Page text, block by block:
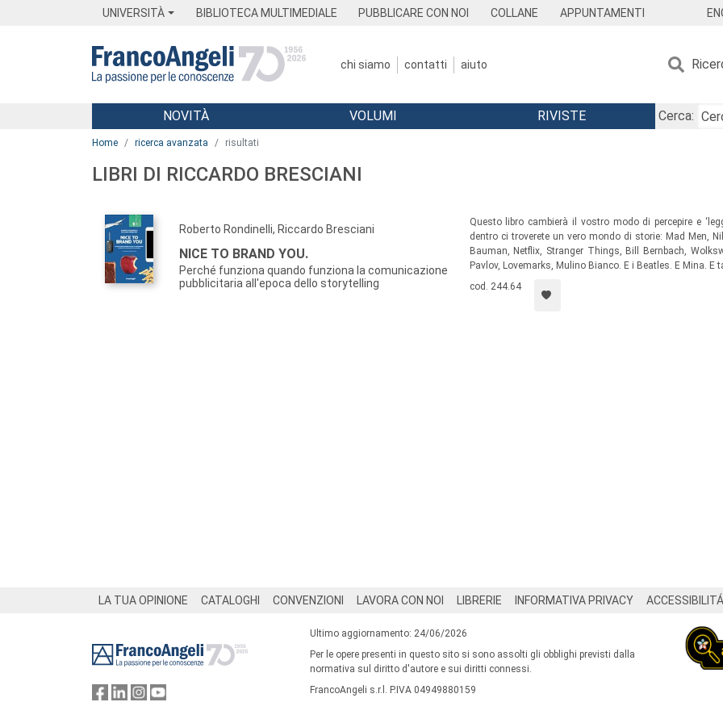
UNIVERSITÀ BIBLIOTECA MULTIMEDIALE PUBBLICARE CON NOI COLLANE APPUNTAMENTI
chi siamo contatti aiuto
Menu
NOVITÀ VOLUMI RIVISTE
Cerca:
Home ricerca avanzata risultati
LIBRI DI RICCARDO BRESCIANI
Roberto Rondinelli, Riccardo Bresciani
NICE TO BRAND YOU.
Perché funziona quando funziona la comunicazione
pubblicitaria all'epoca dello storytelling
Questo libro cambierà il vostro modo di percepire e
dentro ci troverete un vero mondo di storie: Mad Men,
Bauman, Netflix, Stranger Things, Bill Bernbach,
Pavlov, Lovemarks, Mulino Bianco. E i Beatles. E Mina. E
cod. 244.64
LA TUA OPINIONE CATALOGHI CONVENZIONI LAVORA CON NOI LIBRERIE INFORMATIVA PRIVACY ACCESSIBILITÁ
Ultimo aggiornamento: 24/06/2026
Per le opere presenti in questo sito si sono assolti gli obblighi previsti dalla
normativa sul diritto d'autore e sui diritti connessi.
FrancoAngeli s.r.l. P.IVA 04949880159